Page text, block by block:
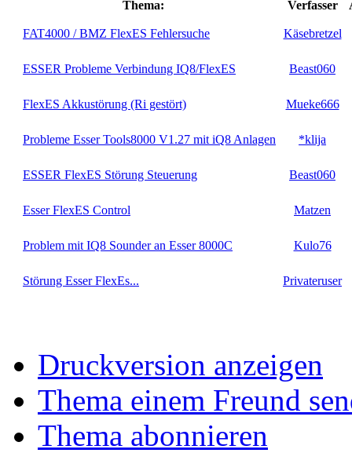
Thema: Verfasser
FAT4000 / BMZ FlexES Fehlersuche Käsebretzel
ESSER Probleme Verbindung IQ8/FlexES Beast060
FlexES Akkustörung (Ri gestört) Mueke666
Probleme Esser Tools8000 V1.27 mit iQ8 Anlagen *klija
ESSER FlexES Störung Steuerung Beast060
Esser FlexES Control Matzen
Problem mit IQ8 Sounder an Esser 8000C Kulo76
Störung Esser FlexEs... Privateruser
Druckversion anzeigen
Thema einem Freund
Thema abonnieren